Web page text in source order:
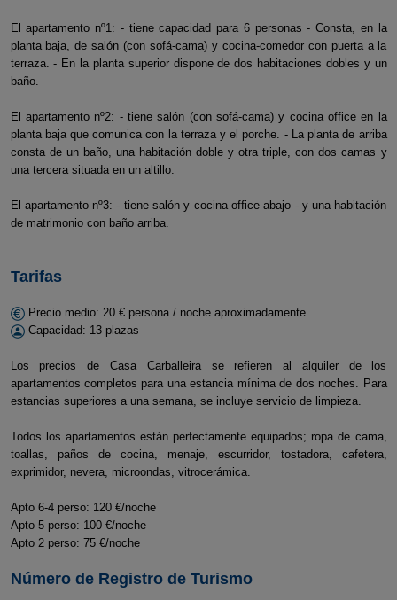
El apartamento nº1: - tiene capacidad para 6 personas - Consta, en la
planta baja, de salón (con sofá-cama) y cocina-comedor con puerta a la
terraza. - En la planta superior dispone de dos habitaciones dobles y un
baño.
El apartamento nº2: - tiene salón (con sofá-cama) y cocina office en la
planta baja que comunica con la terraza y el porche. - La planta de arriba
consta de un baño, una habitación doble y otra triple, con dos camas y
una tercera situada en un altillo.
El apartamento nº3: - tiene salón y cocina office abajo - y una habitación
de matrimonio con baño arriba.
Tarifas
Precio medio: 20 € persona / noche aproximadamente
Capacidad: 13 plazas
Los precios de Casa Carballeira se refieren al alquiler de los
apartamentos completos para una estancia mínima de dos noches. Para
estancias superiores a una semana, se incluye servicio de limpieza.
Todos los apartamentos están perfectamente equipados; ropa de cama,
toallas, paños de cocina, menaje, escurridor, tostadora, cafetera,
exprimidor, nevera, microondas, vitrocerámica.
Apto 6-4 perso: 120 €/noche
Apto 5 perso: 100 €/noche
Apto 2 perso: 75 €/noche
Número de Registro de Turismo